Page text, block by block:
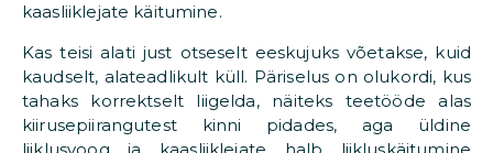
kaasliiklejate käitumine.
Kas teisi alati just otseselt eeskujuks võetakse, kuid
kaudselt, alateadlikult küll. Päriselus on olukordi, kus
tahaks korrektselt liigelda, näiteks teetööde alas
kiirusepiirangutest kinni pidades, aga üldine